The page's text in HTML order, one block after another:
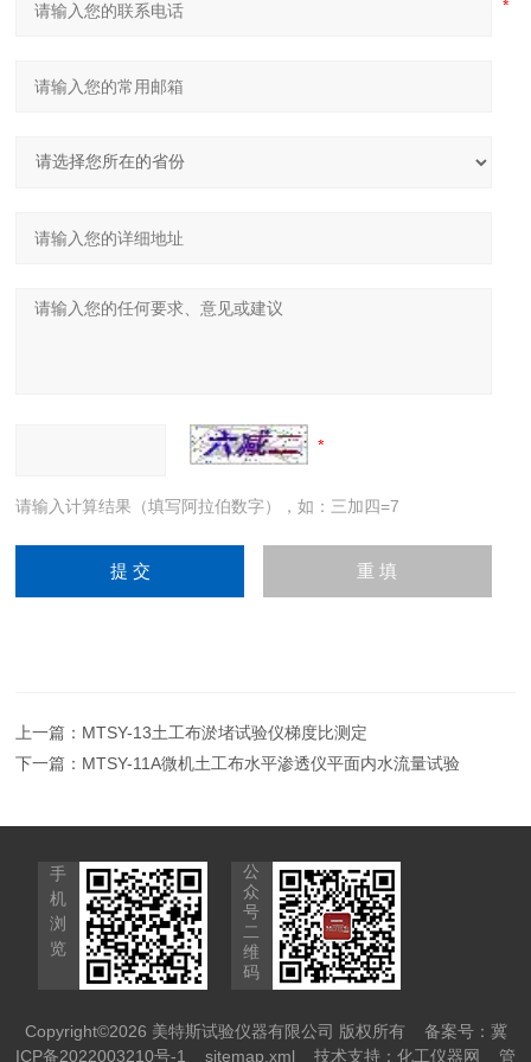
请输入计算结果（填写阿拉伯数字），如：三加四=7
上一篇： MTSY-13土工布淤堵试验仪梯度比测定
下一篇： MTSY-11A微机土工布水平渗透仪平面内水流量试验
手
机
浏
览
公
众
号
二
维
码
Copyright©2026 美特斯试验仪器有限公司 版权所有 备案号：冀
ICP备2022003210号-1
sitemap.xml 技术支持： 化工仪器网 管